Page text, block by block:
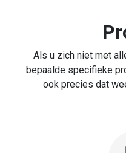
Als u zich niet met
bepaalde specifieke
ook precies dat